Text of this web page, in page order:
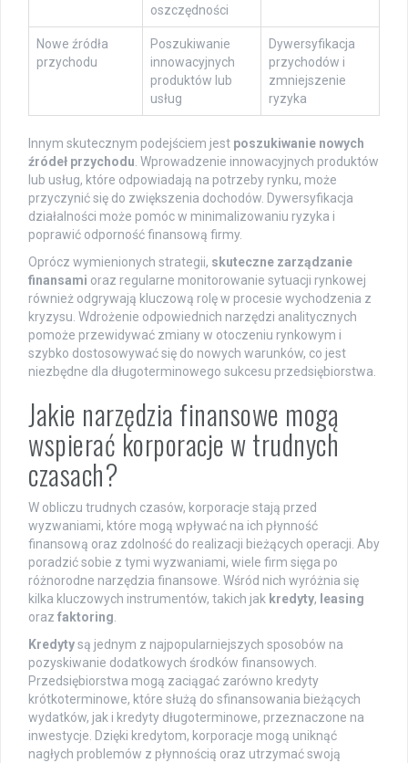
oszczędności
Nowe źródła
przychodu
Poszukiwanie
innowacyjnych
produktów lub
usług
Dywersyfikacja
przychodów i
zmniejszenie
ryzyka
Innym skutecznym podejściem jest poszukiwanie nowych
źródeł przychodu. Wprowadzenie innowacyjnych produktów
lub usług, które odpowiadają na potrzeby rynku, może
przyczynić się do zwiększenia dochodów. Dywersyfikacja
działalności może pomóc w minimalizowaniu ryzyka i
poprawić odporność finansową firmy.
Oprócz wymienionych strategii, skuteczne zarządzanie
finansami oraz regularne monitorowanie sytuacji rynkowej
również odgrywają kluczową rolę w procesie wychodzenia z
kryzysu. Wdrożenie odpowiednich narzędzi analitycznych
pomoże przewidywać zmiany w otoczeniu rynkowym i
szybko dostosowywać się do nowych warunków, co jest
niezbędne dla długoterminowego sukcesu przedsiębiorstwa.
Jakie narzędzia finansowe mogą
wspierać korporacje w trudnych
czasach?
W obliczu trudnych czasów, korporacje stają przed
wyzwaniami, które mogą wpływać na ich płynność
finansową oraz zdolność do realizacji bieżących operacji. Aby
poradzić sobie z tymi wyzwaniami, wiele firm sięga po
różnorodne narzędzia finansowe. Wśród nich wyróżnia się
kilka kluczowych instrumentów, takich jak kredyty, leasing
oraz faktoring.
Kredytysą jednym z najpopularniejszych sposobów na
pozyskiwanie dodatkowych środków finansowych.
Przedsiębiorstwa mogą zaciągać zarówno kredyty
krótkoterminowe, które służą do sfinansowania bieżących
wydatków, jak i kredyty długoterminowe, przeznaczone na
inwestycje. Dzięki kredytom, korporacje mogą uniknąć
nagłych problemów z płynnością oraz utrzymać swoją